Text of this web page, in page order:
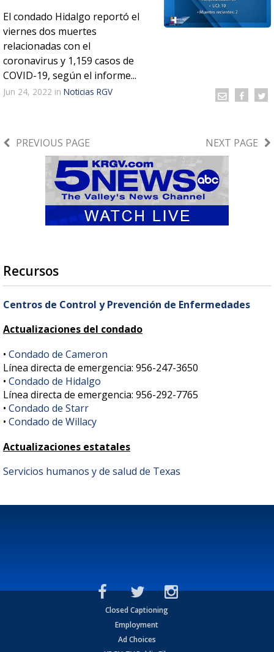
El condado Hidalgo reportó el
viernes dos muertes
relacionadas con el
coronavirus y 1,159 casos de
COVID-19, según el informe...
Jun 24, 2022 in Noticias RGV
PREVIOUS PAGE NEXT PAGE
Recursos
Centros de Control y Prevención de Enfermedades
Actualizaciones del condado
• Condado de Cameron
Línea directa de emergencia: 956-247-3650
• Condado de Hidalgo
Línea directa de emergencia: 956-292-7765
• Condado de Starr
• Condado de Willacy
Actualizaciones estatales
Servicios humanos y de salud de Texas
Closed Captioning
Employment
Ad Choices